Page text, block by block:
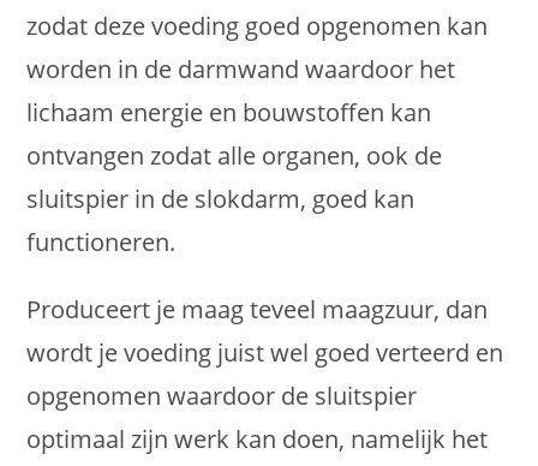
zodat deze voeding goed opgenomen kan
worden in de darmwand waardoor het
lichaam energie en bouwstoffen kan
ontvangen zodat alle organen, ook de
sluitspier in de slokdarm, goed kan
functioneren.
Produceert je maag teveel maagzuur, dan
wordt je voeding juist wel goed verteerd en
opgenomen waardoor de sluitspier
optimaal zijn werk kan doen, namelijk het